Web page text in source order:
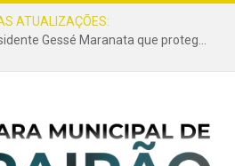
ATUALIZAÇÕES:
Projeto de autoria do presidente Gessé Maranata que protege as estradas vicinais de Trairão é transformado em lei